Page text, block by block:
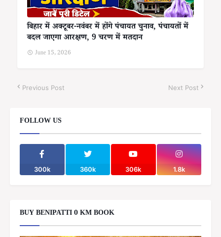
बिहार में अक्टूबर-नवंबर में होंगे पंचायत चुनाव, पंचायतों में
बदल जाएगा आरक्षण, 9 चरण में मतदान
June 15, 2026
Previous Post Next Post
FOLLOW US
300k 360k 306k 1.8k
BUY BENIPATTI 0 KM BOOK